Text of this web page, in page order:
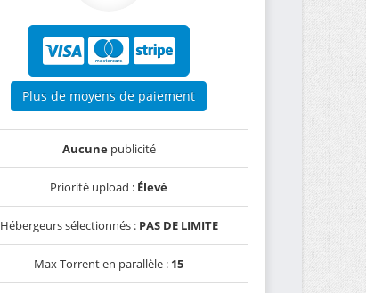
Plus de moyens de paiement
Aucunepublicité
Priorité upload : Élevé
Hébergeurs sélectionnés : PAS DE LIMITE
Max Torrent en parallèle : 15